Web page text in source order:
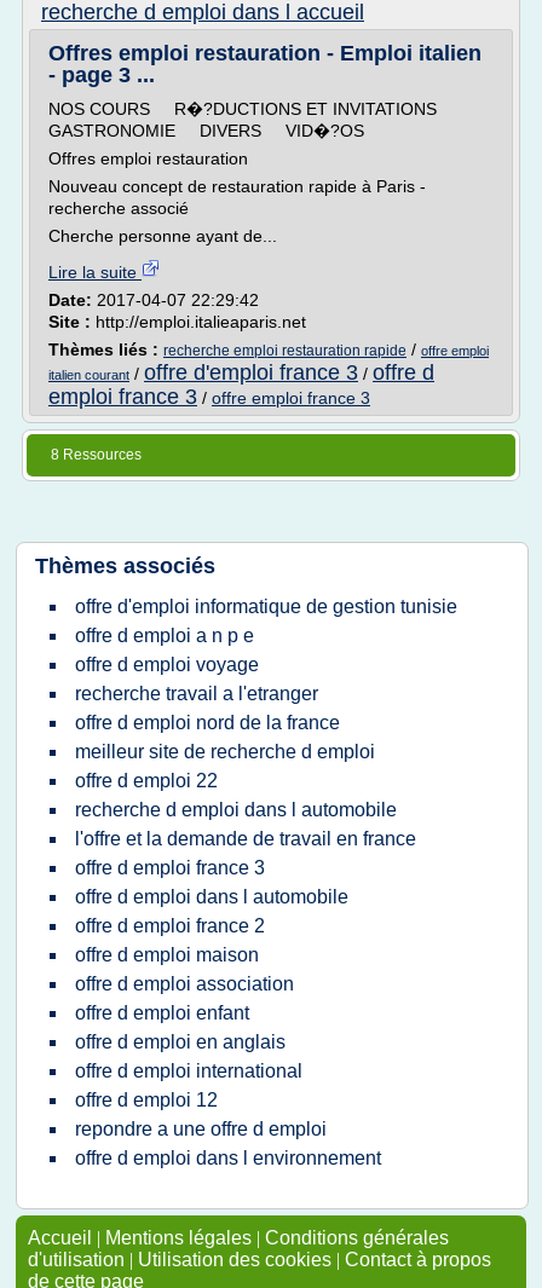
recherche d emploi dans l accueil
Offres emploi restauration - Emploi italien
- page 3 ...
NOS COURS R�?DUCTIONS ET INVITATIONS
GASTRONOMIE DIVERS VID�?OS
Offres emploi restauration
Nouveau concept de restauration rapide à Paris -
recherche associé
Cherche personne ayant de...
Lire la suite
Date: 2017-04-07 22:29:42
Site : http://emploi.italieaparis.net
Thèmes liés : recherche emploi restauration rapide / offre emploi
italien courant / offre d'emploi france 3 / offre d
emploi france 3 / offre emploi france 3
8 Ressources
Thèmes associés
offre d'emploi informatique de gestion tunisie
offre d emploi a n p e
offre d emploi voyage
recherche travail a l'etranger
offre d emploi nord de la france
meilleur site de recherche d emploi
offre d emploi 22
recherche d emploi dans l automobile
l'offre et la demande de travail en france
offre d emploi france 3
offre d emploi dans l automobile
offre d emploi france 2
offre d emploi maison
offre d emploi association
offre d emploi enfant
offre d emploi en anglais
offre d emploi international
offre d emploi 12
repondre a une offre d emploi
offre d emploi dans l environnement
Accueil | Mentions légales | Conditions générales
d'utilisation | Utilisation des cookies | Contact à propos
de cette page